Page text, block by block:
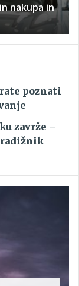
nakupa in
poznati
zavrže –